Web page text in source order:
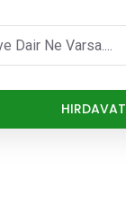
HIRDAVAT